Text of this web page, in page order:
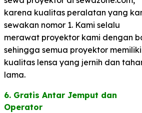
karena kualitas peralatan yang
sewakan nomor 1. Kami selalu
merawat proyektor kami dengan
sehingga semua proyektor memiliki
kualitas lensa yang jernih dan
lama.
6. Gratis Antar Jemput dan
Operator​